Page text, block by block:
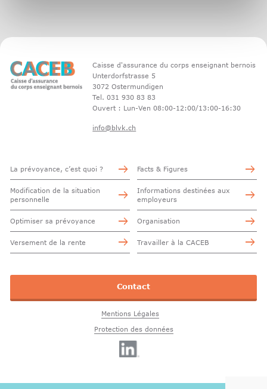
Caisse d'assurance du corps enseignant bernois
Unterdorfstrasse 5
3072 Ostermundigen
Tel. 031 930 83 83
Ouvert : Lun-Ven 08:00-12:00/13:00-16:30
info@blvk.ch
La prévoyance, c’est quoi ?
Modification de la situation
personnelle
Optimiser sa prévoyance
Versement de la rente
Facts & Figures
Informations destinées aux
employeurs
Organisation
Travailler à la CACEB
Contact
Mentions Légales
Protection des données